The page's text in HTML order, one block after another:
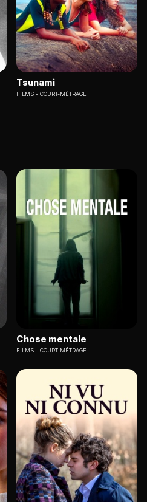
Tsunami
FILMS COURT-MÉTRAGE
Chose mentale
FILMS COURT-MÉTRAGE